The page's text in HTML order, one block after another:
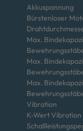
Akkuspannung
Bürstenloser
Max.
Max.
Max.
Vibration
K-Wert Vibration